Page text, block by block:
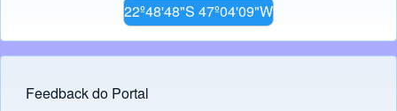
22º48'48"S 47º04'09"W
Footer menu
Feedback do Portal